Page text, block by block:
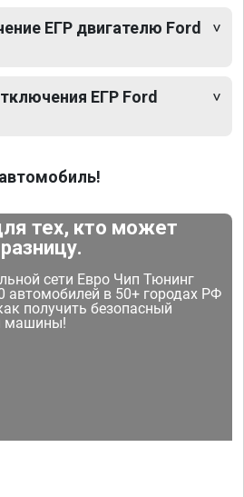
ЕГР двигателю Ford
ЕГР Ford
тех, кто может
сети Евро Чип Тюнинг
автомобилей в 50+ городах РФ
получить безопасный
машины!